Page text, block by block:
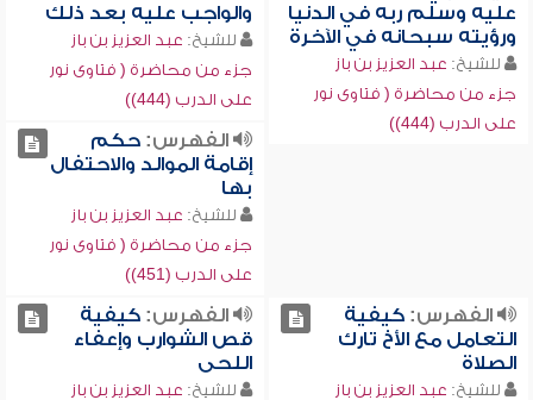
عليه وسلم ربه في الدنيا
ورؤيته سبحانه في الآخرة
للشيخ: عبد العزيز بن باز
جزء من محاضرة ( فتاوى نور
على الدرب (444))
والواجب عليه بعد ذلك
للشيخ: عبد العزيز بن باز
جزء من محاضرة ( فتاوى نور
على الدرب (444))
الفهرس:حكم
إقامة الموالد والاحتفال
بها
للشيخ: عبد العزيز بن باز
جزء من محاضرة ( فتاوى نور
على الدرب (451))
الفهرس:كيفية
التعامل مع الأخ تارك
الصلاة
للشيخ: عبد العزيز بن باز
الفهرس:كيفية
قص الشوارب وإعفاء
اللحى
للشيخ: عبد العزيز بن باز